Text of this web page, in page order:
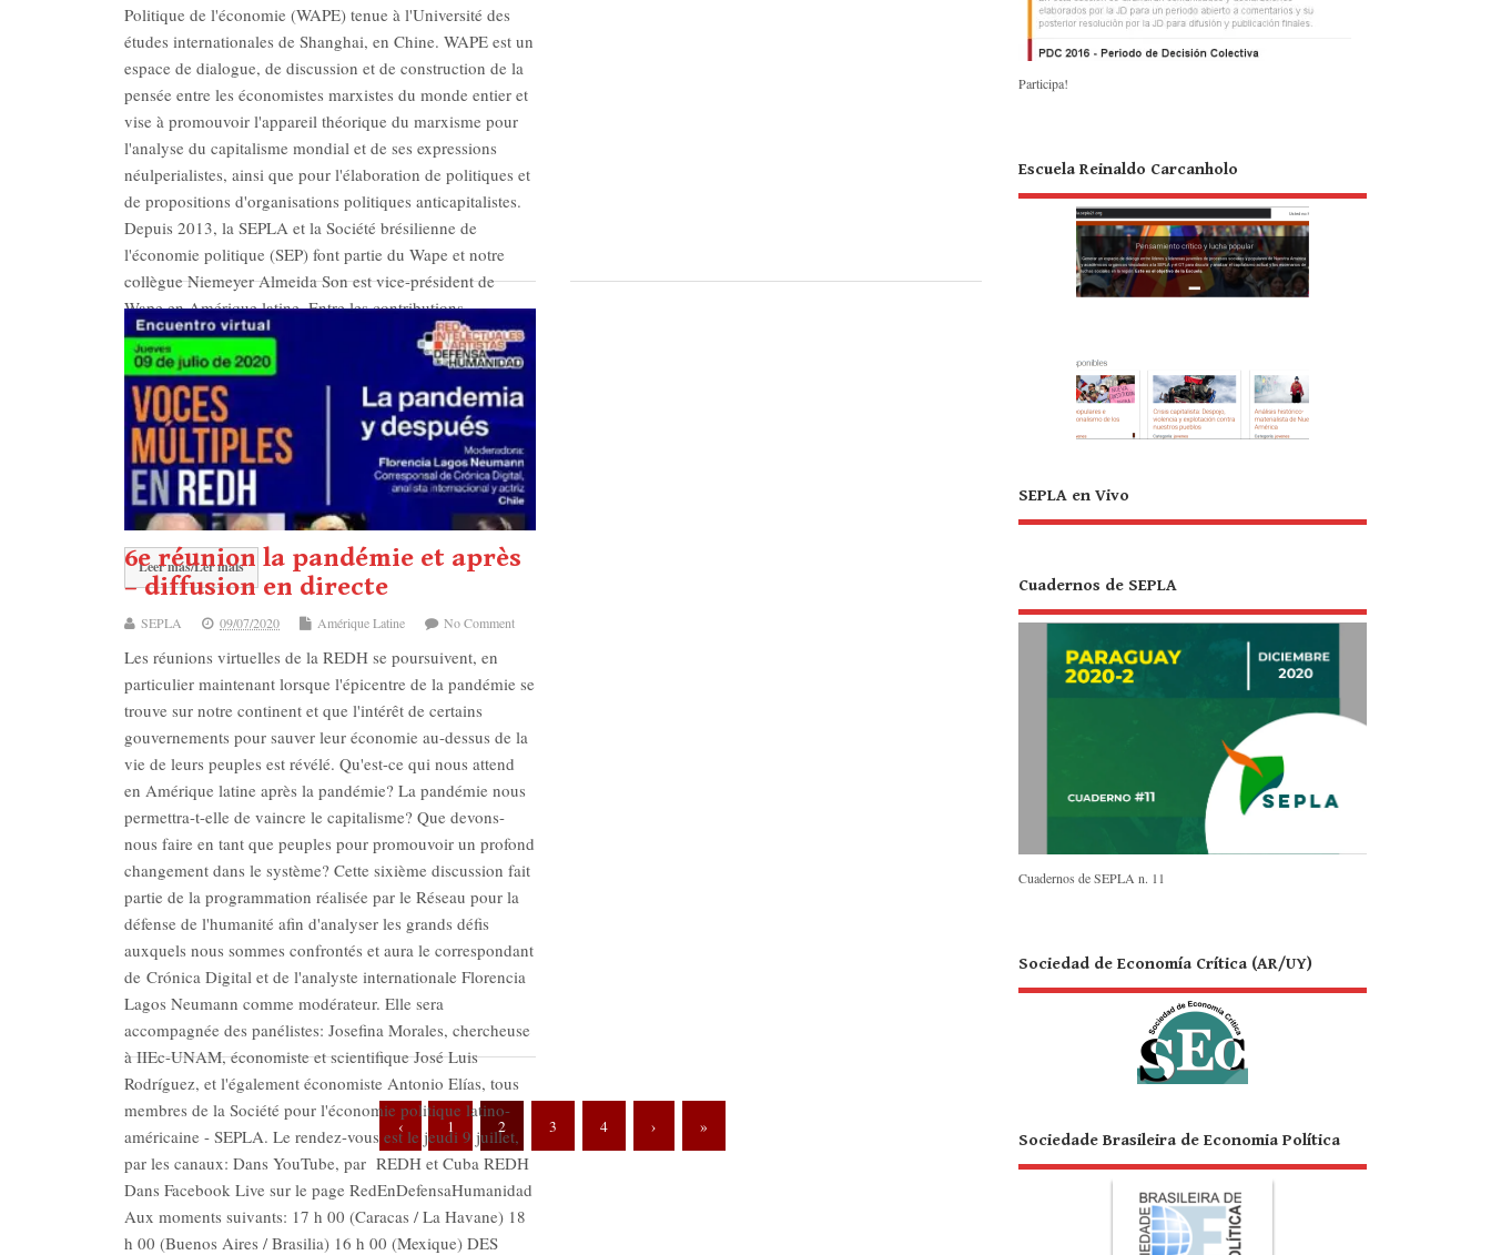
Politique de l'économie (WAPE) tenue à l'Université des
études internationales de Shanghai, en Chine. WAPE est un
espace de dialogue, de discussion et de construction de la
pensée entre les économistes marxistes du monde entier et
vise à promouvoir l'appareil théorique du marxisme pour
l'analyse du capitalisme mondial et de ses expressions
néulperialistes, ainsi que pour l'élaboration de politiques et
de propositions d'organisations politiques anticapitalistes.
Depuis 2013, la SEPLA et la Société brésilienne de
l'économie politique (SEP) font partie du Wape et notre
collègue Niemeyer Almeida Son est vice-président de
Wape en Amérique latine. Entre les contributions
conjointes, le Forum Wape à Florianópolis (Santa
Catarina, Brésil) en 2014, était un point de repère. Ce prix
accordé à Julio Gambina est une reconnaissance de son
intellectuel et de sa lutte et spécifiquement des
contributions apportées à l'étude du capitalisme
contemporain des postulats théoriques du marxisme dans
le livre «Crise du capital (2007/2013). La crise capitaliste
contemporaine et le débat…
Leer más/Ler mais
6e réunion la pandémie et après
– diffusion en directe
SEPLA 09/07/2020 Amérique Latine No Comment
Les réunions virtuelles de la REDH se poursuivent, en
particulier maintenant lorsque l'épicentre de la pandémie se
trouve sur notre continent et que l'intérêt de certains
gouvernements pour sauver leur économie au-dessus de la
vie de leurs peuples est révélé. Qu'est-ce qui nous attend
en Amérique latine après la pandémie? La pandémie nous
permettra-t-elle de vaincre le capitalisme? Que devons-
nous faire en tant que peuples pour promouvoir un profond
changement dans le système? Cette sixième discussion fait
partie de la programmation réalisée par le Réseau pour la
défense de l'humanité afin d'analyser les grands défis
auxquels nous sommes confrontés et aura le correspondant
de Crónica Digital et de l'analyste internationale Florencia
Lagos Neumann comme modérateur. Elle sera
accompagnée des panélistes: Josefina Morales, chercheuse
à IIEc-UNAM, économiste et scientifique José Luis
Rodríguez, et l'également économiste Antonio Elías, tous
membres de la Société pour l'économie politique latino-
américaine - SEPLA. Le rendez-vous est le jeudi 9 juillet,
par les canaux: Dans YouTube, par REDH et Cuba REDH
Dans Facebook Live sur le page RedEnDefensaHumanidad
Aux moments suivants: 17 h 00 (Caracas / La Havane) 18
h 00 (Buenos Aires / Brasilia) 16 h 00 (Mexique) DES
‹ 1 2 3 4 › »
Participa!
Escuela Reinaldo Carcanholo
SEPLA en Vivo
Cuadernos de SEPLA
Cuadernos de SEPLA n. 11
Sociedad de Economía Crítica (AR/UY)
Sociedade Brasileira de Economia Política